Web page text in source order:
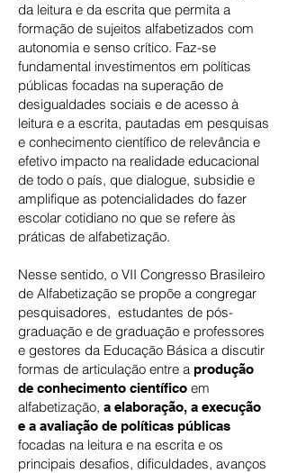
da leitura e da escrita que permita a
formação de sujeitos alfabetizados com
autonomia e senso crítico. Faz-se
fundamental investimentos em políticas
públicas focadas na superação de
desigualdades sociais e de acesso à
leitura e a escrita, pautadas em pesquisas
e conhecimento científico de relevância e
efetivo impacto na realidade educacional
de todo o país, que dialogue, subsidie e
amplifique as potencialidades do fazer
escolar cotidiano no que se refere às
práticas de alfabetização.
Nesse sentido, o VII Congresso Brasileiro
de Alfabetização se propõe a congregar
pesquisadores, estudantes de pós-
graduação e de graduação e professores
e gestores da Educação Básica a discutir
formas de articulação entre a produção
de conhecimento científico em
alfabetização, a elaboração, a execução
e a avaliação de políticas públicas
focadas na leitura e na escrita e os
principais desafios, dificuldades, avanços